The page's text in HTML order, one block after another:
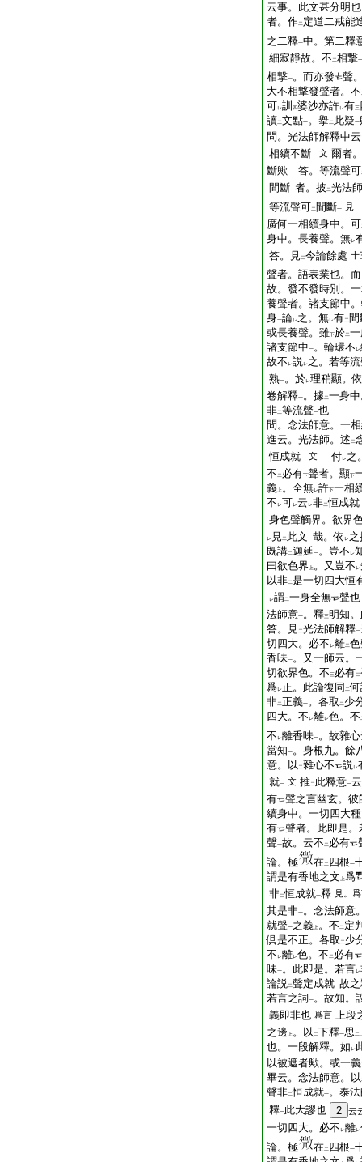
云事。此文甚分明
者。作二 定道二戒能
之二釋一中。第二釋
細寂靜故。不 二相撃一
相撃一。而亦發
聲
大不相撃發聲者。不
可レ訓 四婆沙亦許レ有三
讀二文點一。擧二 此疑一
問。光法師解釋中
相續不斷一 文 爾者
斷歟 答。等流聲可
間斷一者。披 二光法
等流聲可二 間斷一 見
廣何一相續身中。可
身中。長養聲。無レ
答。見二今論餘處 十
聲者。語表業也。
故。發不發時別。
養聲者。諸支節中
身一論レ之。無レ有二 間
或長養聲。雖下於二
諸支節中一。輪環不 レ
故不 レ説レ之。若等
熟一。於レ理稍顯。依
卷解釋一。據二一身
非二等流聲一也
問。念法師意。一
進云。光法師。述 二
恒成就一 文 付レ之
不 二 必有下聲者。顯下
義 上 。全無レ許下一相
不 レ可レ云 レ非二恒成就
身色聲觸界。欲界
レ 見二 此文一哉。依 レ之
既講二迦延一。豈不 レ
曰欲色界
上 。又豈不 レ
以非二是一切四大恒
レ謂二一身全無
聲也
法師意一。釋三明知
答。見二光法師解釋一
切四大。必不 レ離二
香味一。又一師云。
切欲界色。不三必有二
爲レ正。此論復同 二
非二正義一。各取 二 少
四大。不 レ離レ色。不
不 レ離香味一。故雜
當知一。身根九。餘
意。以 二雜心不 説レ
就一 文 推二 此釋意一
有
聲之言幽玄。彼
續身中。一切四大
有
聲者。此即是
聲一故。云不 二 必有
論。極
在二 四根一
謂是有香地之文
上爲
非二恒成就一釋 見。
其是非一。念法師意
就聲一之義 上 。不 二 定
倶是不正。各取 二 少
不 レ離レ色。不 二 必有
味一。此即是。若言レ
論説二聲定成就一故
若言之詞 一。故知。
義即非也 爲言 上段
之邊
上 。以 二下釋一思 二
也。一段解釋。如 レ
以被遮者歟。或一
畢云。念法師意。以
聲非二恒成就一。泰
釋一此大謬也 2 云
一切四大。必不 レ離レ
論。極
在二 四根一